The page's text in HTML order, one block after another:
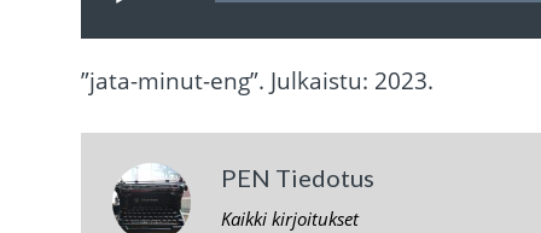
”jata-minut-eng”. Julkaistu: 2023.
PEN Tiedotus
Kaikki kirjoitukset